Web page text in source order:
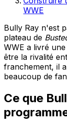
WWE
Bully Ray n'est
plateau de
WWE a livré
être la rivalité
franchement, il
beaucoup de
Ce que